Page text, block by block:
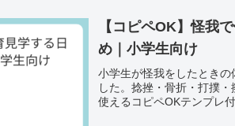
【コピペOK】怪我
め｜小学生向け
小学生が怪我をしたとき
した。捻挫・骨折・打撲
使えるコピペOKテンプレ